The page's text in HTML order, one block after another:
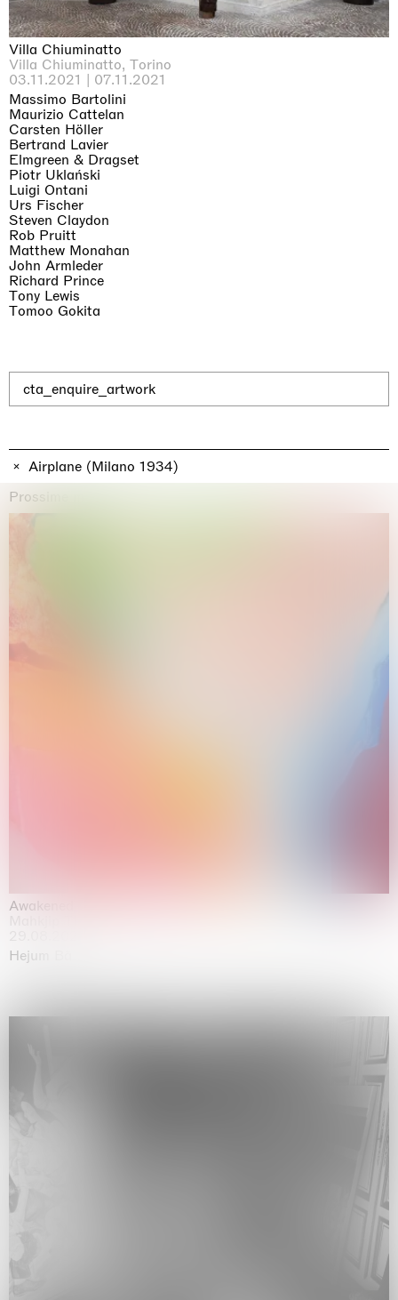
Villa Chiuminatto
Villa Chiuminatto, Torino
03.11.2021 | 07.11.2021
Massimo Bartolini
Maurizio Cattelan
Carsten Höller
Bertrand Lavier
Elmgreen & Dragset
Piotr Uklański
Luigi Ontani
Urs Fischer
Steven Claydon
Rob Pruitt
Matthew Monahan
John Armleder
Richard Prince
Tony Lewis
Tomoo Gokita
cta_enquire_artwork
Airplane (Milano 1934)
Imitation of life (Imitare la vita)
Skyler Chen
Prossime mostre
Awakened
Hejum Bä